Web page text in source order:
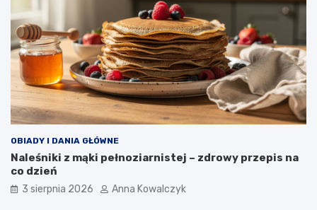
OBIADY I DANIA GŁÓWNE
Naleśniki z mąki pełnoziarnistej – zdrowy przepis na
co dzień
3 sierpnia 2026 Anna Kowalczyk